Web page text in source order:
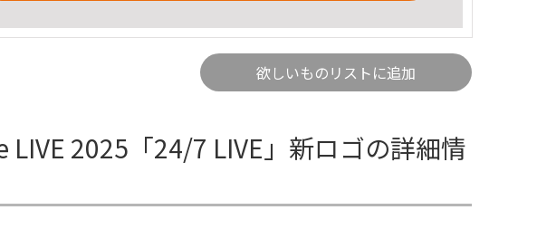
欲しいものリストに追加
2025「24/7 LIVE」新ロゴの詳細情